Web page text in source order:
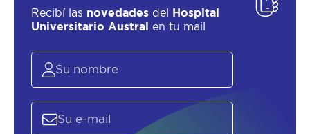
Recibí las novedades del
Hospital
Universitario Austral
en tu mail